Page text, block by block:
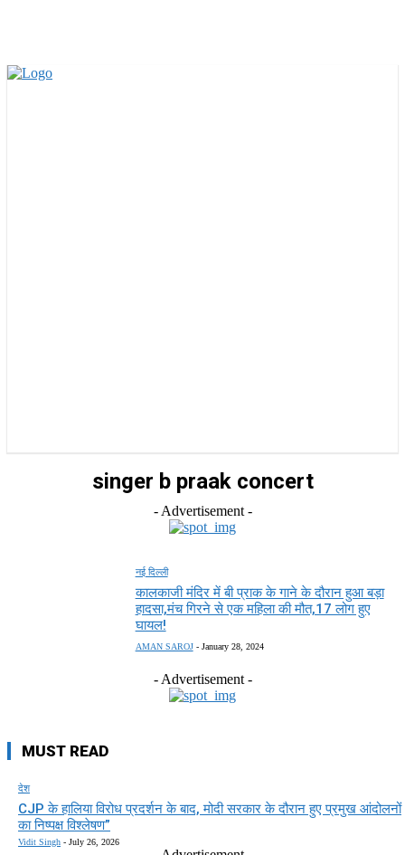
singer b praak concert
- Advertisement -
नई दिल्ली
कालकाजी मंदिर में बी प्राक के गाने के दौरान हुआ बड़ा
हादसा,मंच गिरने से एक महिला की मौत,17 लोग हुए
घायल!
AMAN SAROJ - January 28, 2024
- Advertisement -
MUST READ
देश
CJP के हालिया विरोध प्रदर्शन के बाद, मोदी सरकार के दौरान हुए प्रमुख आंदोलनों
का निष्पक्ष विश्लेषण”
Vidit Singh - July 26, 2026